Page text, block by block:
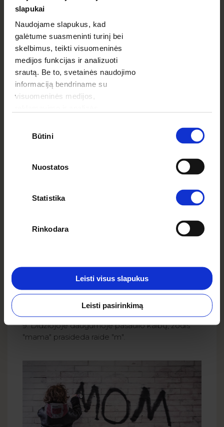
slapukai
Naudojame slapukus, kad
galėtume suasmeninti turinį bei
skelbimus, teikti visuomeninės
medijos funkcijas ir analizuoti
srautą. Be to, svetainės naudojimo
informaciją bendriname su
visuomeninės medijos,
kitos jūsų pateiktos arba naudojant
pasirinkimas
Būtini
Nuostatos
Statistika
Rinkodara
Leisti visus slapukus
Leisti pasirinkimą
8. Apskaičiuota, kad vyrai praleidžia apie 35%
daugiau pinigų dovanoms savo motinoms nei
sūnelis". :)
Photo by Alvaro Reyes on Unsplash
9. Didžiojoje daugumoje pasaulio kalbų, žodis
"mama" prasideda raide "m".